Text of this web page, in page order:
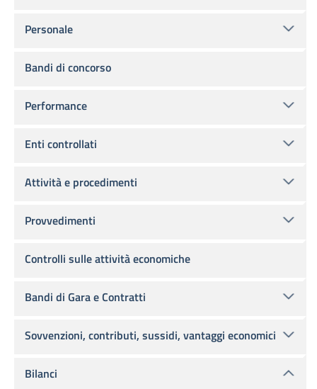
Personale
Bandi di concorso
Performance
Enti controllati
Attività e procedimenti
Provvedimenti
Controlli sulle attività economiche
Bandi di Gara e Contratti
Sovvenzioni, contributi, sussidi, vantaggi economici
Bilanci